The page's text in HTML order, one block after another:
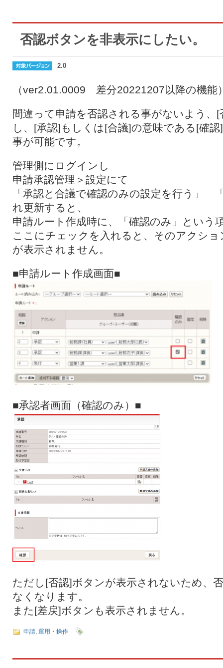
否認ボタンを非表示にしたい。
2.0
（ver2.01.0009 差分20221207以降の機能
間違って申請を否認される事がないよう、
し、[承認]もしくは[合議]の意味である[確
事が可能です。
管理側にログインし
申請承認管理＞設定にて
「承認と合議で確認のみの設定を行う」
れ更新すると、
申請ルート作成時に、「確認のみ」という
ここにチェックを入れると、そのアクシ
が表示されません。
■申請ルート作成画面■
■承認者画面（確認のみ）■
ただし[否認]ボタンが表示されないため、
なくなります。
また[差戻]ボタンも表示されません。
申請, 運用・操作